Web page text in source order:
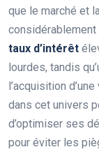
que le marché et
considérablement
taux d’intérêt
lourdes, tandis
l’acquisition
dans cet univers
d’optimiser ses
pour éviter les